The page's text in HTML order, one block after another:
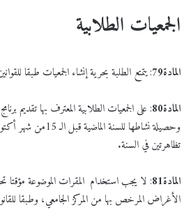
الجمعيات الطلابية
المادة79: يتمتع الطلبة بحرية إنشاء الجمعيات طبقا
المادة80: على الجمعيات الطلابية المعترف بها تقديم
وحصيلة نشاطها للسنة
تظاهرتين في السنة.
المادة81: لا يجب استخدام المقرات الموضوعة مؤقتا
الأغراض المرخص بها من المركز الجامعي، وطبقا